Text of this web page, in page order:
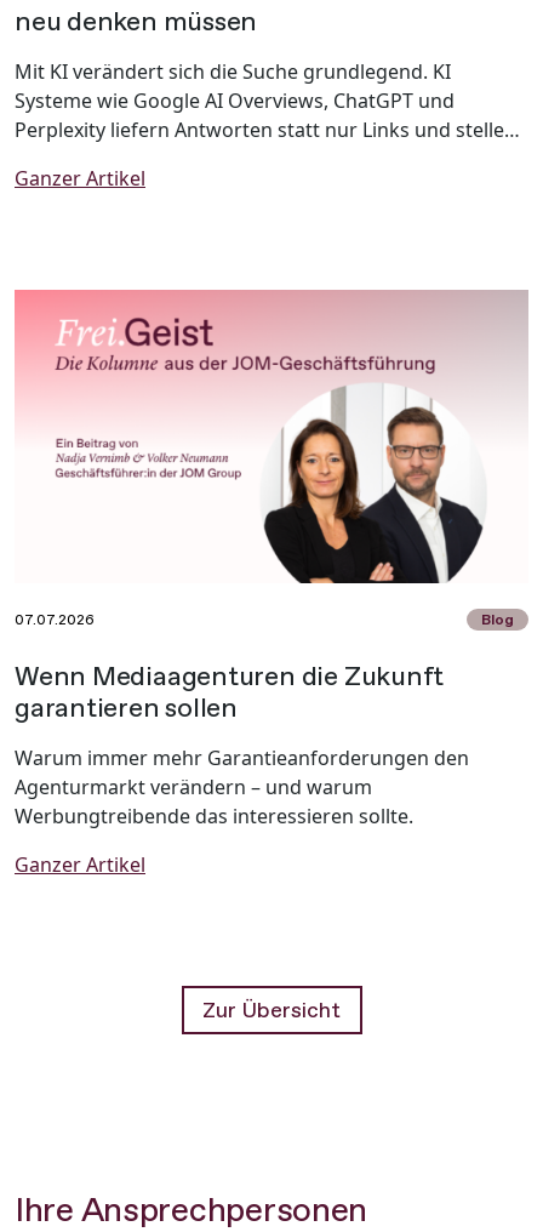
neu denken müssen
Mit KI verändert sich die Suche grundlegend. KI
Systeme wie Google AI Overviews, ChatGPT und
Perplexity liefern Antworten statt nur Links und stellen
klassische SEO allein nicht mehr ausreicht und wie
Ganzer Artikel
07.07.2026 Blog
Wenn Mediaagenturen die Zukunft
garantieren sollen
Warum immer mehr Garantieanforderungen den
Agenturmarkt verändern – und warum
Werbungtreibende das interessieren sollte.
Ganzer Artikel
Zur Übersicht
Ihre Ansprechpersonen